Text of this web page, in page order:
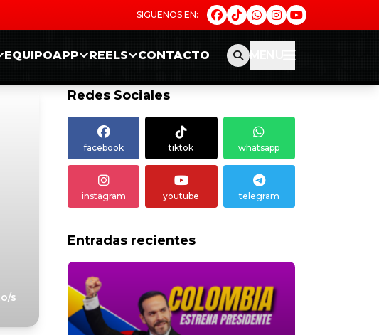
EQUIPOAPP REELS CONTACTO MENU
s
Redes Sociales
facebook tiktok whatsapp
instagram youtube telegram
Entradas recientes